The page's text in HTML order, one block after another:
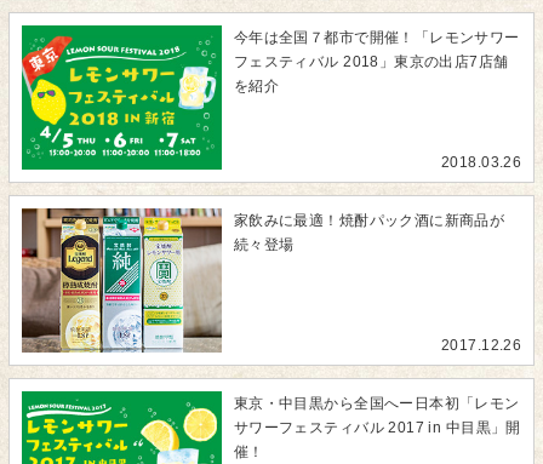
今年は全国７都市で開催！「レモンサワー
フェスティバル 2018」東京の出店7店舗
を紹介
2018.03.26
家飲みに最適！焼酎パック酒に新商品が
続々登場
2017.12.26
東京・中目黒から全国へー日本初「レモン
サワーフェスティバル 2017 in 中目黒」開
催！